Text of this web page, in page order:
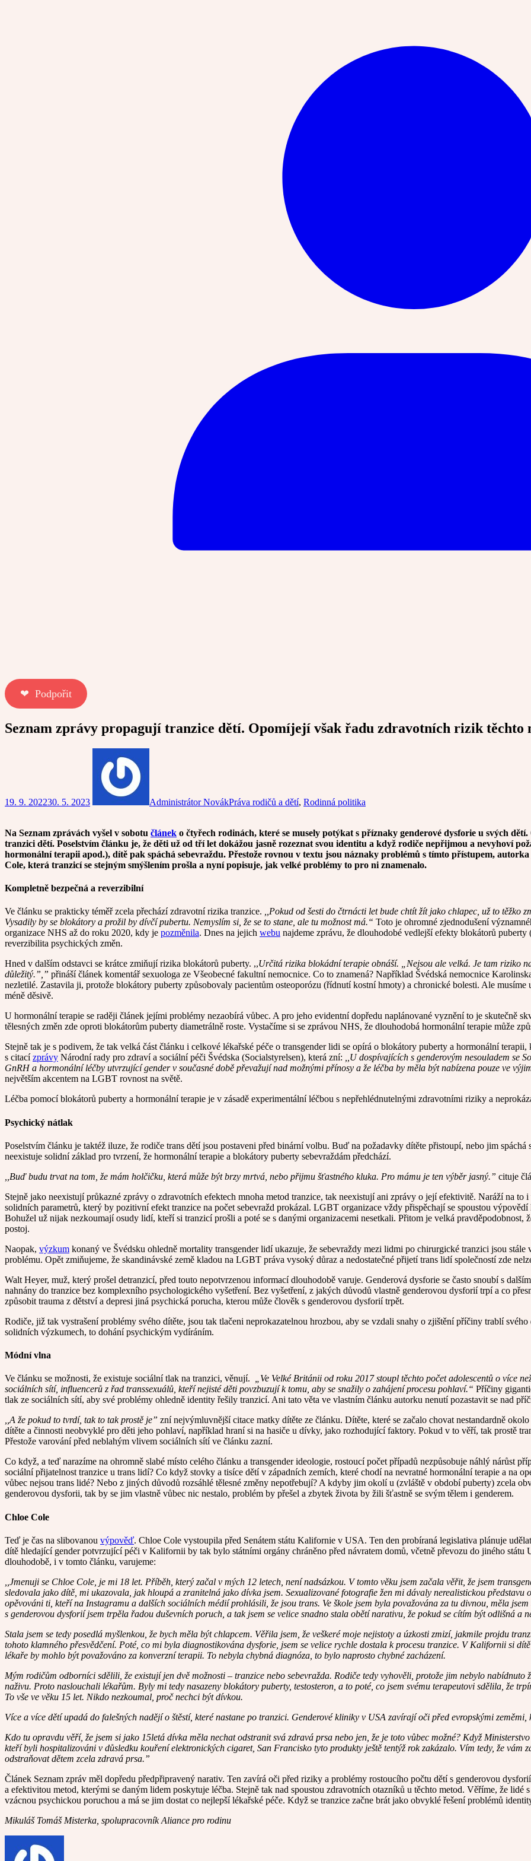
❤︎ Podpořit
Seznam zprávy propagují tranzice dětí. Opomíjejí však řadu zdravotních rizik těchto
19. 9. 202230. 5. 2023 Administrátor NovákPráva rodičů a dětí, Rodinná politika
Na Seznam zprávách vyšel v sobotu článek o čtyřech rodinách, které se musely potýkat s příznaky genderové dysforie u svých
tranzici dětí. Poselstvím článku je, že děti už od tří let dokážou jasně rozeznat svou identitu a když rodiče nepřijmou a nevyhoví
hormonální terapii apod.), dítě pak spáchá sebevraždu. Přestože rovnou v textu jsou náznaky problémů s tímto přístupem,
Cole, která tranzicí se stejným smýšlením prošla a nyní popisuje, jak velké problémy to pro ni znamenalo.
Kompletně bezpečná a reverzibilní
Ve článku se prakticky téměř zcela přechází zdravotní rizika tranzice.
,,Pokud od šesti do čtrnácti let bude chtít žít jako chlapec, už to
Vysadily by se blokátory a prožil by dívčí pubertu. Nemyslím si, že se to stane, ale tu možnost má.“ Toto je ohromné zjednodušení
organizace NHS až do roku 2020, kdy je pozměnila. Dnes na jejich webu najdeme zprávu, že dlouhodobé vedlejší efekty blokátorů
reverzibilita psychických změn.
Hned v dalším odstavci se krátce zmiňují rizika blokátorů puberty. ,,Určitá rizika blokádní terapie obnáší. „Nejsou ale velká. Je tam riziko
důležitý.”,” přináší článek komentář sexuologa ze Všeobecné fakultní nemocnice. Co to znamená? Například Švédská nemocnice
nezletilé. Zastavila ji, protože blokátory puberty způsobovaly pacientům osteoporózu (řídnutí kostní hmoty) a chronické bolesti. Ale musíme
méně děsivě.
U hormonální terapie se raději článek jejími problémy nezaobírá vůbec. A pro jeho evidentní dopředu naplánované vyznění to je skutečně
tělesných změn zde oproti blokátorům puberty diametrálně roste. Vystačíme si se zprávou NHS, že dlouhodobá hormonální terapie může
Stejně tak je s podivem, že tak velká část článku i celkové lékařské péče o transgender lidi se opírá o blokátory puberty a hormonální
s citacízprávy Národní rady pro zdraví a sociální péči Švédska (Socialstyrelsen), která zní: ,,U dospívajících s genderovým nesouladem se
GnRH a hormonální léčby utvrzující gender v současné době převažují nad možnými přínosy a že léčba by měla být nabízena pouze ve
největším akcentem na LGBT rovnost na světě.
Léčba pomocí blokátorů puberty a hormonální terapie je v zásadě experimentální léčbou s nepřehlédnutelnými zdravotními riziky a
Psychický nátlak
Poselstvím článku je taktéž iluze, že rodiče trans dětí jsou postaveni před binární volbu. Buď na požadavky dítěte přistoupí, nebo jim
neexistuje solidní základ pro tvrzení, že hormonální terapie a blokátory puberty sebevraždám předchází.
,,Buď budu trvat na tom, že mám holčičku, která může být brzy mrtvá, nebo přijmu šťastného kluka. Pro mámu je ten výběr jasný.” cituje
Stejně jako neexistují průkazné zprávy o zdravotních efektech mnoha metod tranzice, tak neexistují ani zprávy o její efektivitě. Naráží na
solidních parametrů, který by pozitivní efekt tranzice na počet sebevražd prokázal. LGBT organizace vždy přispěchají se spoustou
Bohužel už nijak nezkoumají osudy lidí, kteří si tranzicí prošli a poté se s danými organizacemi nesetkali. Přitom je velká
postoj.
Naopak, výzkum konaný ve Švédsku ohledně mortality transgender lidí ukazuje, že sebevraždy mezi lidmi po chirurgické tranzici jsou
problému. Opět zmiňujeme, že skandinávské země kladou na LGBT práva vysoký důraz a nedostatečné přijetí trans lidí společností zde
Walt Heyer, muž, který prošel detranzicí, před touto nepotvrzenou informací dlouhodobě varuje. Genderová dysforie se často snoubí s
nahnány do tranzice bez komplexního psychologického vyšetření. Bez vyšetření, z jakých důvodů vlastně genderovou dysforií trpí a co
způsobit trauma z dětství a depresi jiná psychická porucha, kterou může člověk s genderovou dysforií trpět.
Rodiče, již tak vystrašení problémy svého dítěte, jsou tak tlačeni neprokazatelnou hrozbou, aby se vzdali snahy o zjištění příčiny trablí
solidních výzkumech, to dohání psychickým vydíráním.
Módní vlna
Ve článku se možnosti, že existuje sociální tlak na tranzici, věnují. „Ve Velké Británii od roku 2017 stoupl těchto počet adolescentů o více
sociálních sítí, influencerů z řad transsexuálů, kteří nejisté děti povzbuzují k tomu, aby se snažily o zahájení procesu pohlaví.“ Příčiny
tlak ze sociálních sítí, aby své problémy ohledně identity řešily tranzicí. Ani tato věta ve vlastním článku autorku nenutí pozastavit se nad
,,A že pokud to tvrdí, tak to tak prostě je” zní nejvýmluvnější citace matky dítěte ze článku. Dítěte, které se začalo chovat nestandardně
dítěte a činnosti neobvyklé pro děti jeho pohlaví, například hraní si na hasiče u dívky, jako rozhodující faktory. Pokud v to věří, tak prostě
Přestože varování před neblahým vlivem sociálních sítí ve článku zazní.
Co když, a teď narazíme na ohromně slabé místo celého článku a transgender ideologie, rostoucí počet případů nezpůsobuje náhlý nárůst
sociální přijatelnost tranzice u trans lidí? Co když stovky a tisíce dětí v západních zemích, které chodí na nevratné hormonální terapie a na
vůbec nejsou trans lidé? Nebo z jiných důvodů rozsáhlé tělesné změny nepotřebují? A kdyby jim okolí u (zvláště v období puberty) zcela
genderovou dysforii, tak by se jim vlastně vůbec nic nestalo, problém by přešel a zbytek života by žili šťastně se svým tělem i genderem.
Chloe Cole
Teď je čas na slibovanou výpověď. Chloe Cole vystoupila před Senátem státu Kalifornie v USA. Ten den probíraná legislativa plánuje
dítě hledající gender potvrzující péči v Kalifornii by tak bylo státními orgány chráněno před návratem domů, včetně převozu do jiného
dlouhodobě, i v tomto článku, varujeme:
,,Jmenuji se Chloe Cole, je mi 18 let. Příběh, který začal v mých 12 letech, není nadsázkou. V tomto věku jsem začala věřit, že jsem
sledovala jako dítě, mi ukazovala, jak hloupá a zranitelná jako dívka jsem. Sexualizované fotografie žen mi dávaly nerealistickou
opěvováni ti, kteří na Instagramu a dalších sociálních médií prohlásili, že jsou trans. Ve škole jsem byla považována za tu divnou, měla
s genderovou dysforií jsem trpěla řadou duševních poruch, a tak jsem se velice snadno stala obětí narativu, že pokud se cítím být odlišná a
Stala jsem se tedy posedlá myšlenkou, že bych měla být chlapcem. Věřila jsem, že veškeré moje nejistoty a úzkosti zmizí, jakmile projdu
tohoto klamného přesvědčení. Poté, co mi byla diagnostikována dysforie, jsem se velice rychle dostala k procesu tranzice. V Kalifornii si
lékaře by mohlo být považováno za konverzní terapii. To nebyla chybná diagnóza, to bylo naprosto chybné zacházení.
Mým rodičům odborníci sdělili, že existují jen dvě možnosti – tranzice nebo sebevražda. Rodiče tedy vyhověli, protože jim nebylo
naživu. Proto naslouchali lékařům. Byly mi tedy nasazeny blokátory puberty, testosteron, a to poté, co jsem svému terapeutovi sdělila, že
To vše ve věku 15 let. Nikdo nezkoumal, proč nechci být dívkou.
Více a více dětí upadá do falešných nadějí o štěstí, které nastane po tranzici. Genderové kliniky v USA zavírají oči před evropskými
Kdo tu opravdu věří, že jsem si jako 15letá dívka měla nechat odstranit svá zdravá prsa nebo jen, že je toto vůbec možné? Když
kteří byli hospitalizováni v důsledku kouření elektronických cigaret, San Francisko tyto produkty ještě tentýž rok zakázalo. Vím tedy, že vám
odstraňovat dětem zcela zdravá prsa.”
Článek Seznam zpráv měl dopředu předpřipravený narativ. Ten zavírá oči před riziky a problémy rostoucího počtu dětí s genderovou
a efektivitou metod, kterými se daným lidem poskytuje léčba. Stejně tak nad spoustou zdravotních otazníků u těchto metod. Věříme, že
vzácnou psychickou poruchou a má se jim dostat co nejlepší lékařské péče. Když se tranzice začne brát jako obvyklé řešení problémů
Mikuláš Tomáš Misterka, spolupracovník Aliance pro rodinu